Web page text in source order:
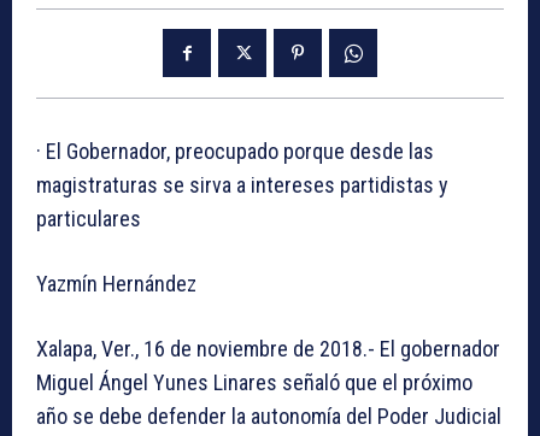
· El Gobernador, preocupado porque desde las
magistraturas se sirva a intereses partidistas y
particulares
Yazmín Hernández
Xalapa, Ver., 16 de noviembre de 2018.- El gobernador
Miguel Ángel Yunes Linares señaló que el próximo
año se debe defender la autonomía del Poder Judicial